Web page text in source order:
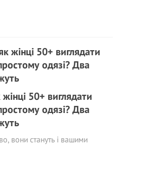
50+ виглядати
одязі? Два
вони стануть і вашими